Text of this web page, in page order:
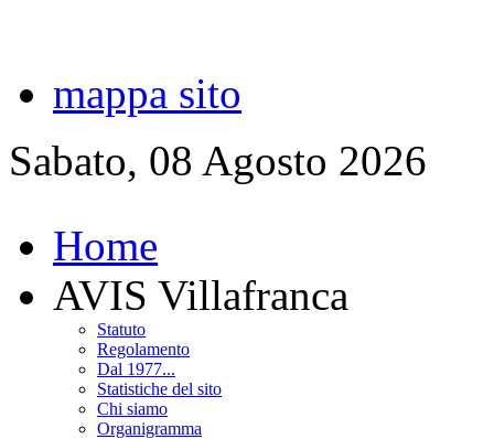
mappa sito
Sabato, 08 Agosto 2026
Home
AVIS Villafranca
Statuto
Regolamento
Dal 1977...
Statistiche del sito
Chi siamo
Organigramma